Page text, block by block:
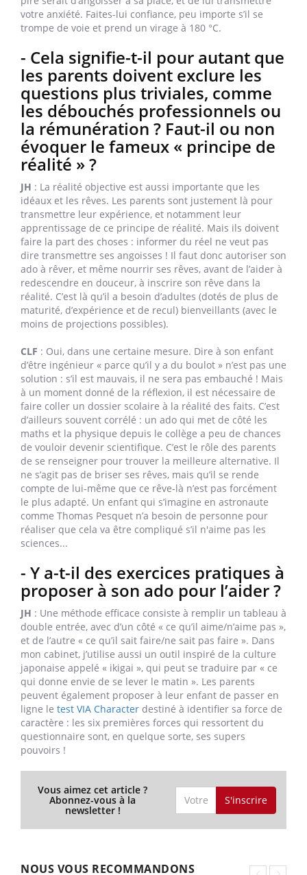
votre anxiété. Faites-lui confiance, peu importe s’il se
trompe de voie et prend un virage à 180 °C.
- Cela signifie-t-il pour autant que
les parents doivent exclure les
questions plus triviales, comme
les débouchés professionnels ou
la rémunération ? Faut-il ou non
évoquer le fameux « principe de
réalité » ?
JH : La réalité objective est aussi importante que les
idéaux et les rêves. Les parents sont justement là pour
transmettre leur expérience, et notamment leur
apprentissage de ce principe de réalité. Mais ils doivent
faire la part des choses : informer du réel ne veut pas
dire transmettre ses angoisses ! Il faut donc autoriser son
ado à rêver, et même nourrir ses rêves, avant de l’aider à
redescendre en douceur, à inscrire son rêve dans la
réalité. C’est là qu’il a besoin d’adultes (dotés de plus de
maturité, d’expérience et de recul) bienveillants (avec le
moins de projections possibles).
CLF : Oui, dans une certaine mesure. Dire à son enfant
d’être ingénieur « parce qu’il y a du boulot » n’est pas une
solution : s’il est mauvais, il ne sera pas embauché ! Mais
à un moment donné de la réflexion, il est nécessaire de
faire coller un dossier scolaire à la réalité des faits. C’est
d’ailleurs souvent corrélé : un ado qui met de côté les
maths et la physique depuis le collège a peu de chances
de vouloir devenir scientifique. C’est le rôle des parents
de se renseigner pour trouver la meilleure alternative. Il
ne s’agit pas de briser ses rêves, mais qu’il se rende
compte de lui-même que ce rêve-là n’est pas forcément
le plus adapté. Un enfant qui s’imagine en astronaute
comme Thomas Pesquet n’a besoin de personne pour
réaliser que cela va être compliqué s’il n'aime pas les
sciences...
- Y a-t-il des exercices pratiques à
proposer à son ado pour l’aider ?
JH : Une méthode efficace consiste à remplir un tableau à
double entrée, avec d’un côté « ce qu’il aime/n’aime pas »,
et de l’autre « ce qu’il sait faire/ne sait pas faire ». Dans
mon cabinet, j’utilise aussi un outil inspiré de la culture
japonaise appelé « ikigai », qui peut se traduire par « ce
qui donne envie de se lever le matin ». Les parents
peuvent également proposer à leur enfant de passer en
ligne le test VIA Character destiné à identifier sa force de
caractère : les six premières forces qui ressortent du
questionnaire sont, en quelque sorte, ses supers
pouvoirs !
Vous aimez cet article ?
Abonnez-vous à la
newsletter !
S'inscrire
NOUS VOUS RECOMMANDONS